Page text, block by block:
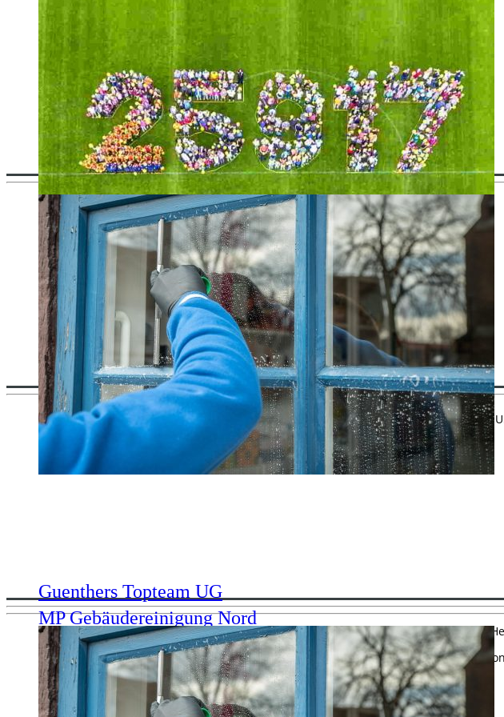
Alle Unternehmen in Leck
Hier finden Sie alle Unternehmen in oder mit Bezug zur Gemeinde Leck. Falls Sie ein
Guenthers Topteam UG
Guenthers Topteam UG Gebäude-, Fenster- und Teppichreinigung Geschäftsführer:
MP Gebäudereinigung Nord
MP Gebäudereinigung Nord Inhaber: Marco Petersen Birkenweg 38 25917 Leck